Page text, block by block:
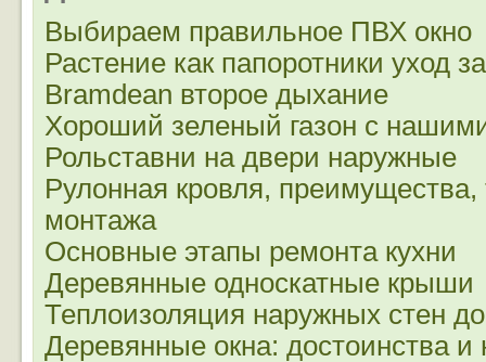
Выбираем правильное ПВХ окно
Растение как папоротники уход
Bramdean второе дыхание
Хороший зеленый газон с
Рольставни на двери наружные
Рулонная кровля, преимущества,
монтажа
Основные этапы ремонта кухни
Деревянные односкатные крыши
Теплоизоляция наружных стен
Деревянные окна: достоинства и